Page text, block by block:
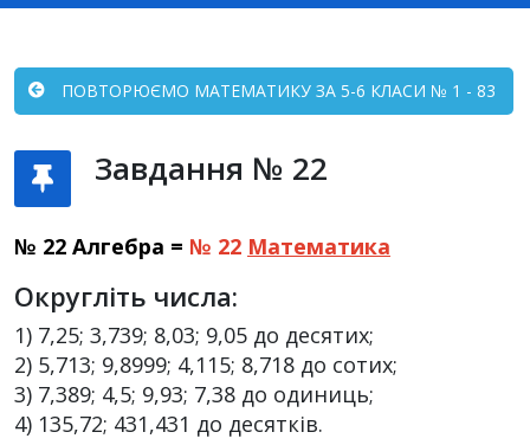
ПОВТОРЮЄМО МАТЕМАТИКУ ЗА 5-6 КЛАСИ № 1 - 83
Завдання № 22
№ 22 Алгебра = № 22 Математика
Округліть числа:
1) 7,25; 3,739; 8,03; 9,05 до десятих;
2) 5,713; 9,8999; 4,115; 8,718 до сотих;
3) 7,389; 4,5; 9,93; 7,38 до одиниць;
4) 135,72; 431,431 до десятків.